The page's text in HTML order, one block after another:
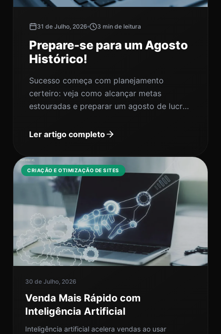
31 de Julho, 2026 3 min de leitura
Prepare-se para um Agosto
Histórico!
Sucesso começa com planejamento
certeiro: veja como alcançar metas
estouradas e preparar um agosto de lucro
Ler artigo completo
CRIAÇÃO E OTIMIZAÇÃO DE SITES
30 de Julho, 2026
Venda Mais Rápido com
Inteligência Artificial
Inteligência artificial acelera vendas ao usar